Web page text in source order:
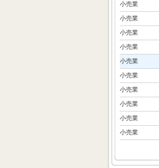
小売業
小売業
小売業
小売業
小売業
小売業
小売業
小売業
小売業
小売業